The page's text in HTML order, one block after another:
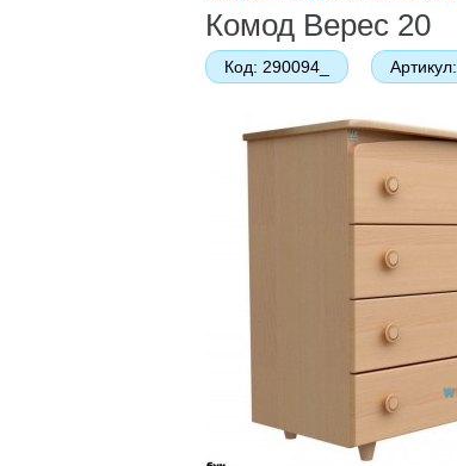
Комод Верес 20
Код: 290094_ Артикул: